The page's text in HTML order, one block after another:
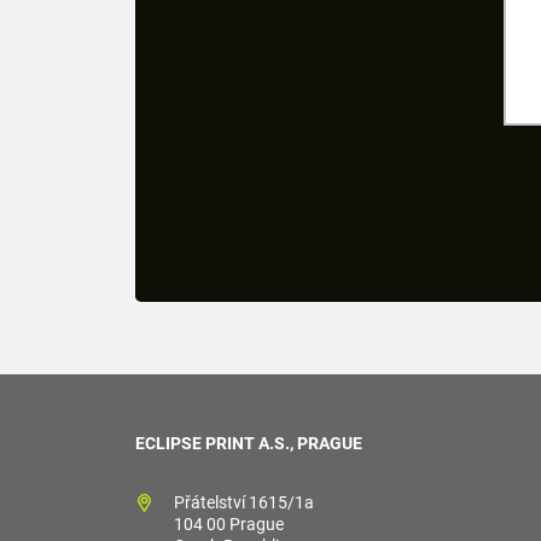
ECLIPSE PRINT A.S., PRAGUE
Přátelství 1615/1a
104 00 Prague